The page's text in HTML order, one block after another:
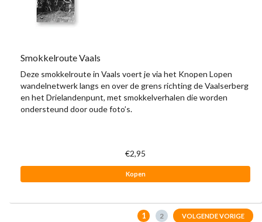
Smokkelroute Vaals
Deze smokkelroute in Vaals voert je via het Knopen Lopen
wandelnetwerk langs en over de grens richting de Vaalserberg
en het Drielandenpunt, met smokkelverhalen die worden
ondersteund door oude foto’s.
€2,95
Kopen
1 2 VOLGENDE VORIGE